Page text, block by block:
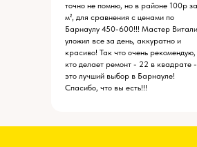
точно не помню, но в районе 100р за
м², для сравнения с ценами по
Барнаулу 450-600!!! Мастер
уложил все за день, аккуратно и
красиво! Так что очень рекомендую,
кто делает ремонт - 22 в квадрате -
это лучший выбор в Барнауле!
Спасибо, что вы есть!!!